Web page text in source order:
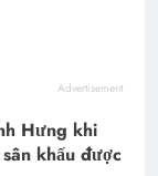
Advertisement
Hưng khi
khấu được